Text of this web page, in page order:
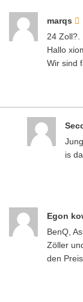
marqs
24 Zoll?.
Hallo
Wir sind
is
Egon
BenQ,
Zöller
den